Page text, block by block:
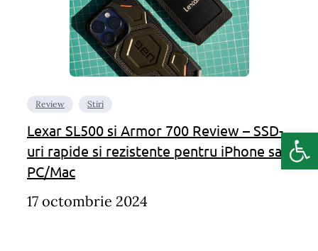
Review Stiri
Lexar SL500 si Armor 700 Review – SSD-
uri rapide si rezistente pentru iPhone sau
PC/Mac
17 octombrie 2024